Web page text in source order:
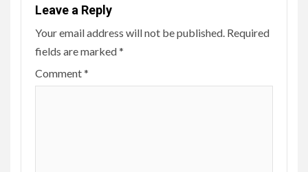
Leave a Reply
Your email address will not be published. Required
fields are marked*
Comment*